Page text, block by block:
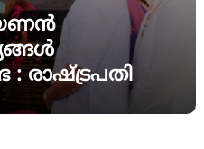
: രാഷ്ട്രപതി